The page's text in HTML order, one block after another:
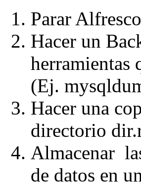
Parar
Hacer un
herramientas
(Ej.
Hacer una
directorio
Almacenar
de datos en